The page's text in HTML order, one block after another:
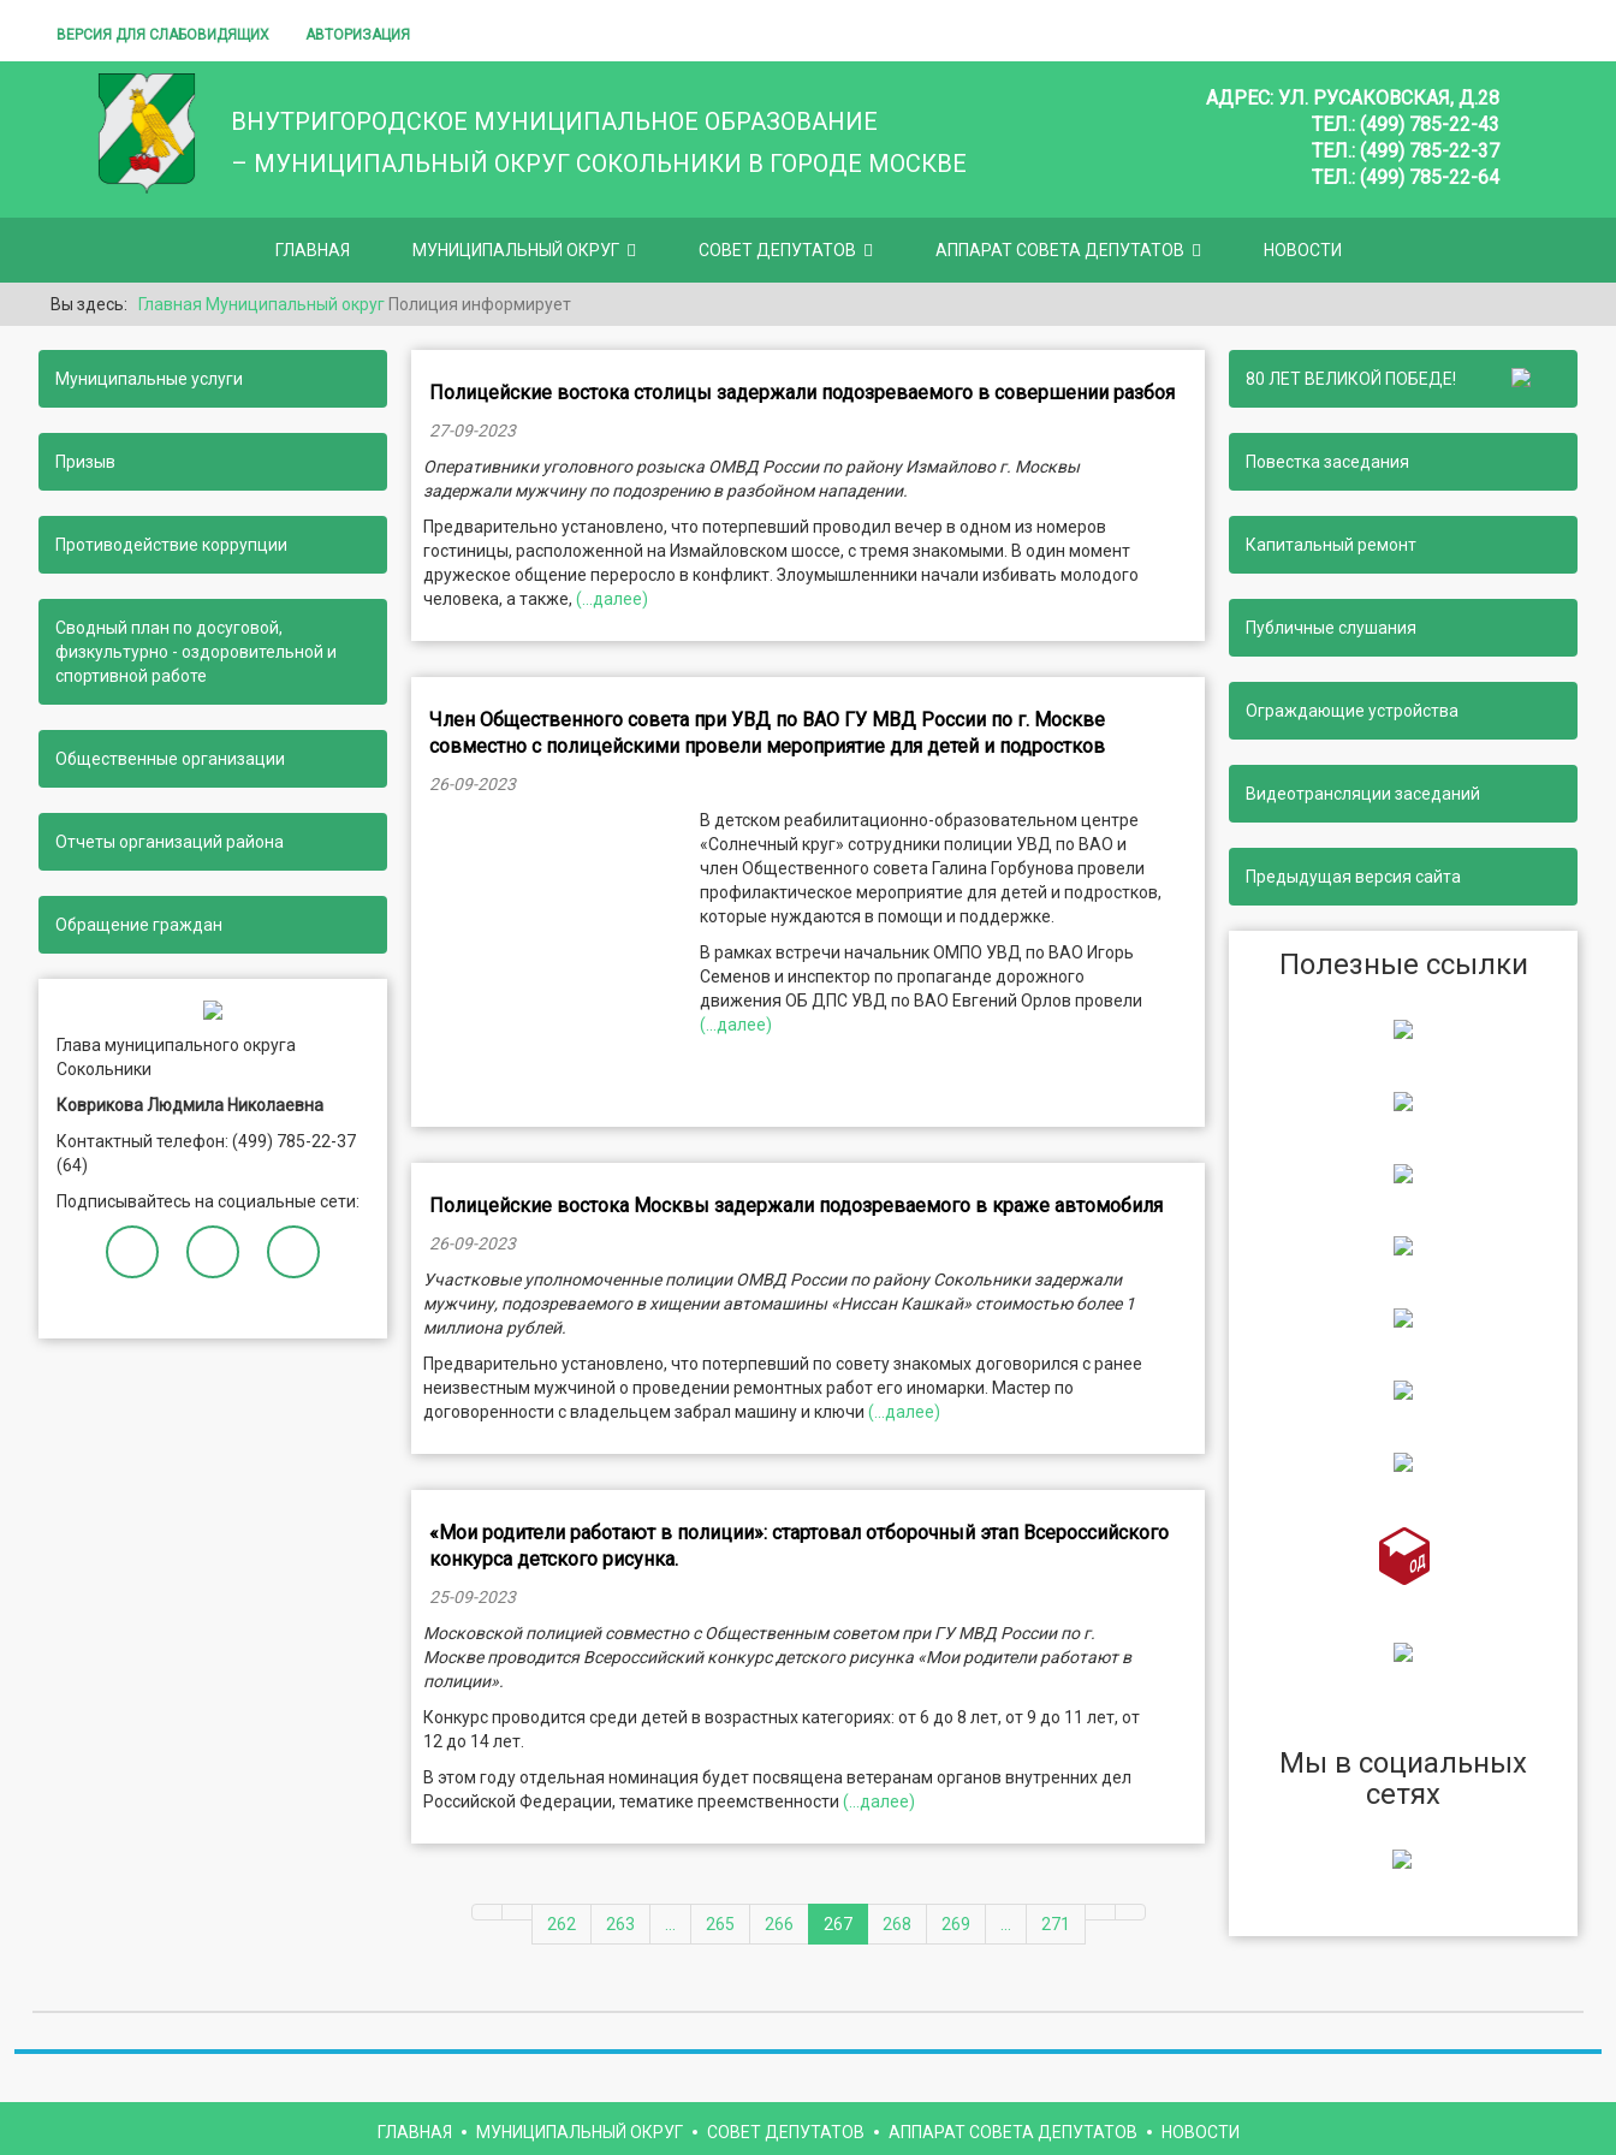
ВЕРСИЯ ДЛЯ СЛАБОВИДЯЩИХ АВТОРИЗАЦИЯ
ВНУТРИГОРОДСКОЕ МУНИЦИПАЛЬНОЕ ОБРАЗОВАНИЕ
– МУНИЦИПАЛЬНЫЙ ОКРУГ СОКОЛЬНИКИ В ГОРОДЕ МОСКВЕ
АДРЕС: УЛ. РУСАКОВСКАЯ, Д.28
ТЕЛ.: (499) 785-22-43
ТЕЛ.: (499) 785-22-37
ТЕЛ.: (499) 785-22-64
ГЛАВНАЯ МУНИЦИПАЛЬНЫЙ ОКРУГ СОВЕТ ДЕПУТАТОВ АППАРАТ СОВЕТА ДЕПУТАТОВ НОВОСТИ
Вы здесь: Главная Муниципальный округ Полиция информирует
Муниципальные услуги
Призыв
Противодействие коррупции
Сводный план по досуговой,
физкультурно - оздоровительной и
спортивной работе
Общественные организации
Отчеты организаций района
Обращение граждан
Глава муниципального округа
Сокольники
Коврикова Людмила Николаевна
Контактный телефон: (499) 785-22-37
(64)
Подписывайтесь на социальные сети:
Полицейские востока столицы задержали подозреваемого в совершении разбоя
27-09-2023
Оперативники уголовного розыска ОМВД России по району Измайлово г. Москвы
задержали мужчину по подозрению в разбойном нападении.
Предварительно установлено, что потерпевший проводил вечер в одном из номеров
гостиницы, расположенной на Измайловском шоссе, с тремя знакомыми. В один момент
дружеское общение переросло в конфликт. Злоумышленники начали избивать молодого
человека, а также, (...далее)
Член Общественного совета при УВД по ВАО ГУ МВД России по г. Москве
совместно с полицейскими провели мероприятие для детей и подростков
26-09-2023
В детском реабилитационно-образовательном центре
«Солнечный круг» сотрудники полиции УВД по ВАО и
член Общественного совета Галина Горбунова провели
профилактическое мероприятие для детей и подростков,
которые нуждаются в помощи и поддержке.
В рамках встречи начальник ОМПО УВД по ВАО Игорь
Семенов и инспектор по пропаганде дорожного
движения ОБ ДПС УВД по ВАО Евгений Орлов провели
(...далее)
Полицейские востока Москвы задержали подозреваемого в краже автомобиля
26-09-2023
Участковые уполномоченные полиции ОМВД России по району Сокольники задержали
мужчину, подозреваемого в хищении автомашины «Ниссан Кашкай» стоимостью более 1
миллиона рублей.
Предварительно установлено, что потерпевший по совету знакомых договорился с ранее
неизвестным мужчиной о проведении ремонтных работ его иномарки. Мастер по
договоренности с владельцем забрал машину и ключи (...далее)
«Мои родители работают в полиции»: стартовал отборочный этап Всероссийского
конкурса детского рисунка.
25-09-2023
Московской полицией совместно с Общественным советом при ГУ МВД России по г.
Москве проводится Всероссийский конкурс детского рисунка «Мои родители работают в
полиции».
Конкурс проводится среди детей в возрастных категориях: от 6 до 8 лет, от 9 до 11 лет, от
12 до 14 лет.
В этом году отдельная номинация будет посвящена ветеранам органов внутренних дел
Российской Федерации, тематике преемственности (...далее)
262 263 265 266 267 268 269 271
80 ЛЕТ ВЕЛИКОЙ ПОБЕДЕ!
Повестка заседания
Капитальный ремонт
Публичные слушания
Ограждающие устройства
Видеотрансляции заседаний
Предыдущая версия сайта
Полезные ссылки
Мы в социальных
сетях
ГЛАВНАЯ МУНИЦИПАЛЬНЫЙ ОКРУГ СОВЕТ ДЕПУТАТОВ АППАРАТ СОВЕТА ДЕПУТАТОВ НОВОСТИ